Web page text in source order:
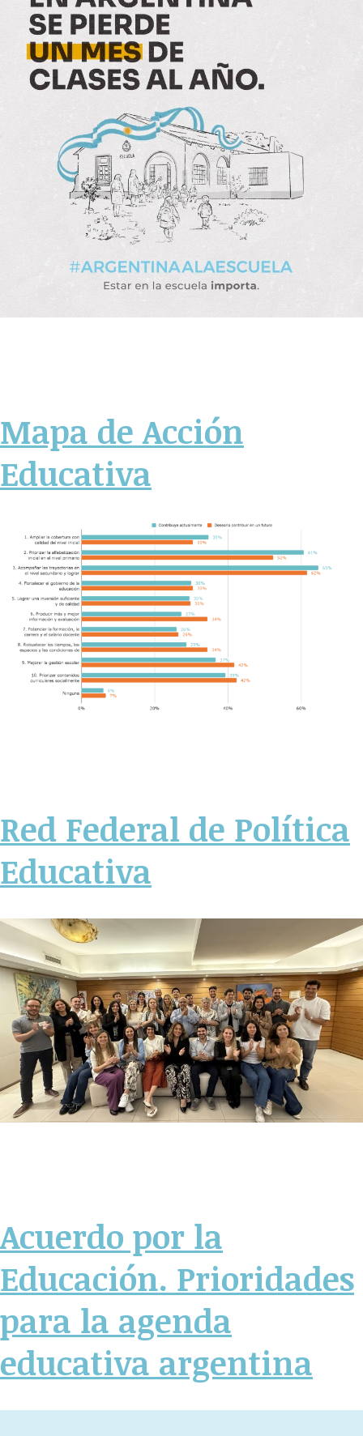
Mapa de Acción
Educativa
Red Federal de Política
Educativa
Acuerdo por la
Educación. Prioridades
para la agenda
educativa argentina